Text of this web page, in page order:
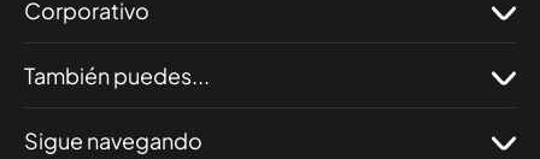
Corporativo
También puedes...
Sigue navegando